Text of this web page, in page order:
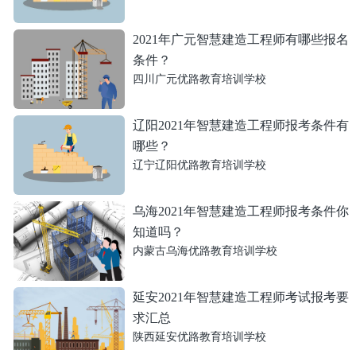
2021年广元智慧建造工程师有哪些报名
条件？
四川广元优路教育培训学校
辽阳2021年智慧建造工程师报考条件有
哪些？
辽宁辽阳优路教育培训学校
乌海2021年智慧建造工程师报考条件你
知道吗？
内蒙古乌海优路教育培训学校
延安2021年智慧建造工程师考试报考要
求汇总
陕西延安优路教育培训学校